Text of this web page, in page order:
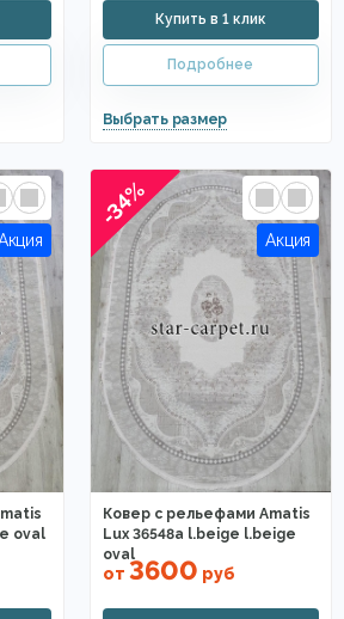
oval
-34%
Ковер с рельефами Amatis
Lux 36548a l.beige l.beige
oval
от 3600 руб